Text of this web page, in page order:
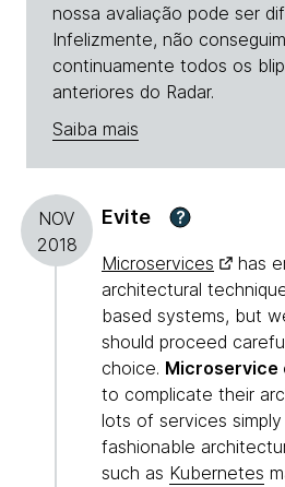
nossa avaliação pode ser
Infelizmente, não
continuamente todos os
anteriores do Radar.
Saiba mais
NOV
2018
Evite ?
Microservices
has
architectural
based systems, but
should proceed
choice. Microservice
to complicate their
lots of services
fashionable
such as Kubernetes